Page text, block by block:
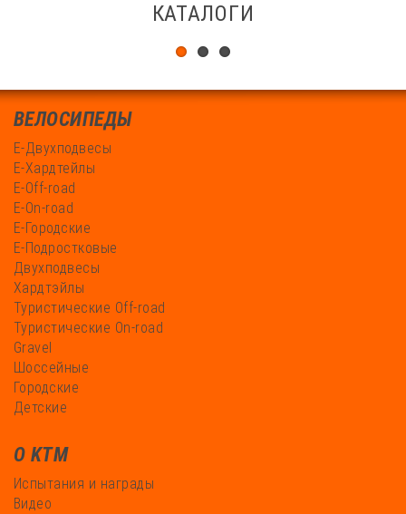
КАТАЛОГИ
ВЕЛОСИПЕДЫ
Е-Двухподвесы
Е-Хардтейлы
Е-Off-road
Е-On-road
Е-Городские
Е-Подростковые
Двухподвесы
Хардтэйлы
Туристические Off-road
Туристические On-road
Gravel
Шоссейные
Городские
Детские
О KTM
Испытания и награды
Видео